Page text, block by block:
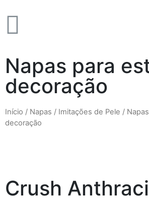
Napas para
decoração
Início / Napas / Imitações de Pele /
decoração
Crush